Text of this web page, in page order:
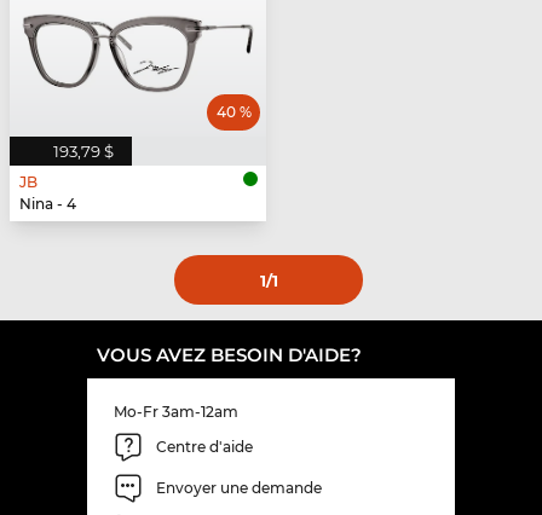
193,79 $
40 %
JB
Nina - 4
1/1
VOUS AVEZ BESOIN D'AIDE?
Mo-Fr 3am-12am
Centre d'aide
Envoyer une demande